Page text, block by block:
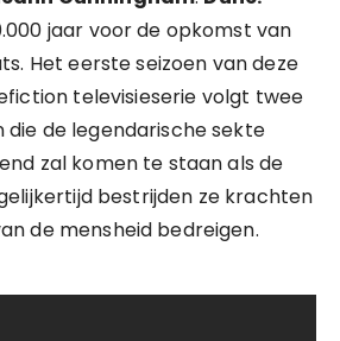
jaar voor de opkomst van
Het eerste seizoen van deze
televisieserie volgt twee
die de legendarische sekte
zal komen te staan als de
bestrijden ze krachten
de mensheid bedreigen.